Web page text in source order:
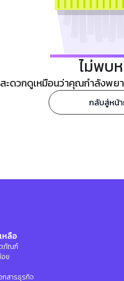
ไม่พบ
ะดวกดูเหมือนว่าคุณกำลังพย
กลับสู่หน้
หลือ
ภัณฑ์
ย
กสารธุรกิจ